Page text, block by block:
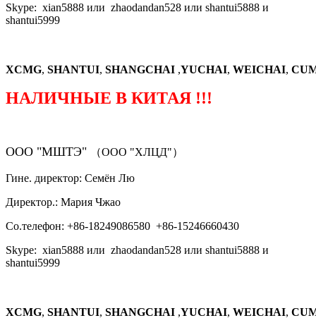
Skype: xian5888 или zhaodandan528 или shantui5888 и
shantui5999
XCMG, SHANTUI, SHANGCHAI ,YUCHAI, WEICHAI,
НАЛИЧНЫЕ В КИТАЯ !!!
ООО "МШТЭ" （ООО "ХЛЦД"）
Гине. директор: Семён Лю
Директор.: Мария Чжао
Со.телефон: +86-18249086580 +86-15246660430
Skype: xian5888 или zhaodandan528 или shantui5888 и
shantui5999
XCMG, SHANTUI, SHANGCHAI ,YUCHAI, WEICHAI,